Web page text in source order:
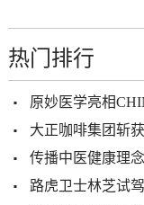
热门排行
原妙医学亮相
大正咖啡集团斩获
传播中医健康理念
路虎卫士林芝试驾完